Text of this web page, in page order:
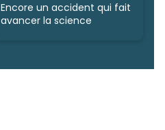
Encore un accident qui fait
avancer la science